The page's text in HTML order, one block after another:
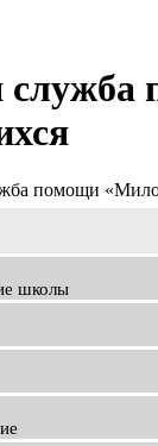
помощи
школы